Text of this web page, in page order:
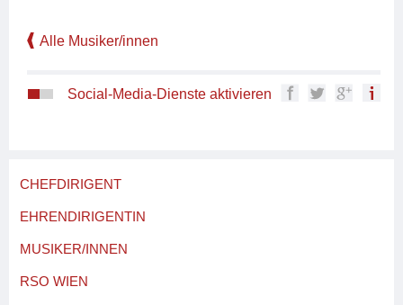
Alle Musiker/innen
Social-Media-Dienste aktivieren
CHEFDIRIGENT
EHRENDIRIGENTIN
MUSIKER/INNEN
RSO WIEN